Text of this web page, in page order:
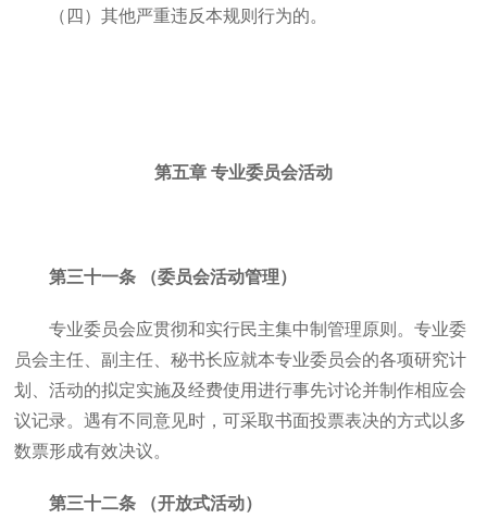
（四）其他严重违反本规则行为的。
第五章 专业委员会活动
第三十一条 （委员会活动管理）
专业委员会应贯彻和实行民主集中制管理原则。专业委
员会主任、副主任、秘书长应就本专业委员会的各项研究计
划、活动的拟定实施及经费使用进行事先讨论并制作相应会
议记录。遇有不同意见时，可采取书面投票表决的方式以多
数票形成有效决议。
第三十二条 （开放式活动）